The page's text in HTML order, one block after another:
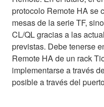
protocolo Remote HA se
mesas de la serie TF,
CL/QL gracias a las
previstas. Debe tenerse
Remote HA de un rack
implementarse a través
posible a través del